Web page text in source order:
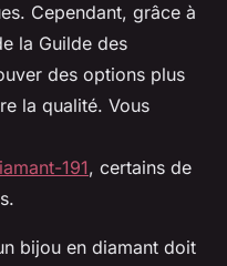
Cependant, grâce à
la Guilde des
des options plus
la qualité. Vous
191, certains de
bijou en diamant doit